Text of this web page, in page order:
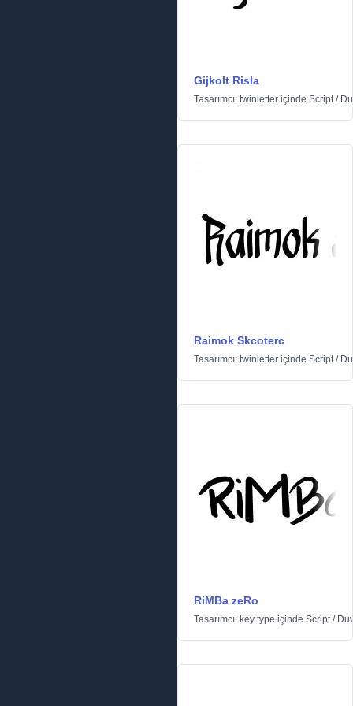
Gijkolt Risla
Tasarımcı: twinletter içinde Script/
Raimok Skcoterc
Tasarımcı: twinletter içinde Script/
RiMBa zeRo
Tasarımcı: key type içinde Script/